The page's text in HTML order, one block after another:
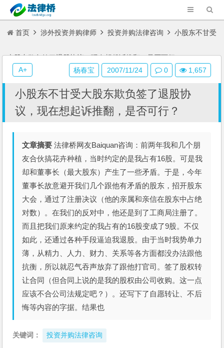
首页 涉外投资并购律师 投资并购法律咨询 小股东不甘受
大股东欺负签了退股协议，现在想起诉推翻，是否可行？
小股东不甘受大股东欺负签了退股协
议，现在想起诉推翻，是否可行？
文章摘要 法律桥网友Baiquan咨询：前两年我和几个朋
友合伙搞花卉种植，当时约定的是我占有16股。可是我
却和董事长（最大股东）产生了一些矛盾。于是，今年
董事长故意避开我们几个跟他有矛盾的股东，招开股东
大会，通过了注册决议（他的亲属和亲信在股东中占绝
对数）。在我们的反对中，他还是到了工商局注册了。
而且把我们原来约定的我占有的16股变成了9股。不仅
如此，还通过各种手段逼迫我退股。由于当时我势单力
薄，从精力、人力、财力、关系等各方面都没办法跟他
抗衡，所以就忍气吞声放弃了跟他打官司。签了股权转
让合同（但合同上说的是我的股权由公司收购。这一点
应该不合公司法规定吧？）。还写下了自愿转让、不后
悔等内容的字据。结果也
关键词： 投资并购法律咨询
杨春宝 2007/11/24 0 1,657
A+